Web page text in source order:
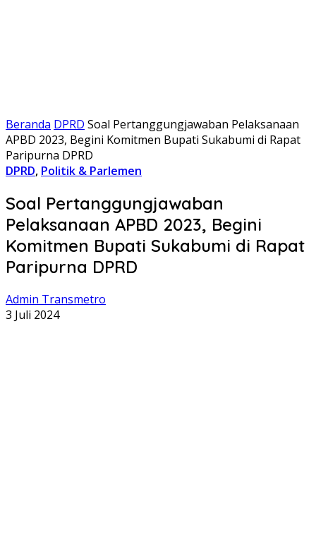
Beranda DPRD Soal Pertanggungjawaban Pelaksanaan
APBD 2023, Begini Komitmen Bupati Sukabumi di Rapat
Paripurna DPRD
DPRD, Politik & Parlemen
Soal Pertanggungjawaban
Pelaksanaan APBD 2023, Begini
Komitmen Bupati Sukabumi di Rapat
Paripurna DPRD
Admin Transmetro
3 Juli 2024